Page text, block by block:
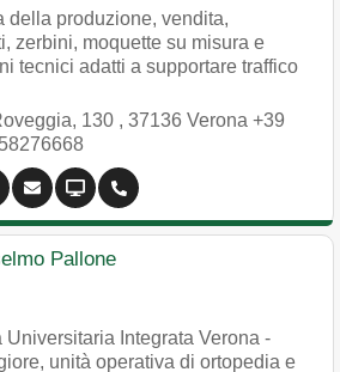
della produzione, vendita,
zerbini, moquette su misura e
tecnici adatti a supportare traffico
130 , 37136 Verona +39
Pallone
Integrata Verona -
unità operativa di ortopedia e